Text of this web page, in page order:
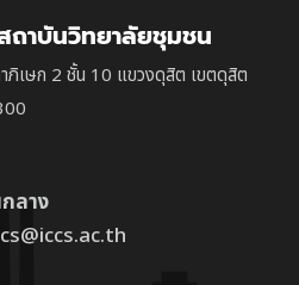
ถาบันวิทยาลัยชุมชน
ภิเษก 2 ชั้น 10 แขวงดุสิต เขตดุสิต
ลาง